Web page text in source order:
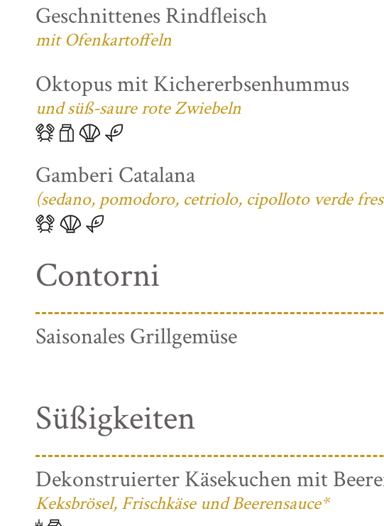
Geschnittenes Rindfleisch
mit Ofenkartoffeln
Oktopus mit Kichererbsenhummus
und süß-saure rote Zwiebeln
Gamberi Catalana
(sedano, pomodoro, cetriolo, cipolloto verde
Contorni
Saisonales Grillgemüse
Süßigkeiten
Dekonstruierter Käsekuchen mit
Keksbrösel, Frischkäse und Beerensauce*